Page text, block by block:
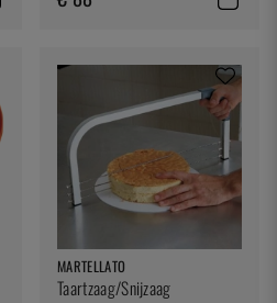
MARTELLATO
Taartzaag/Snijzaag